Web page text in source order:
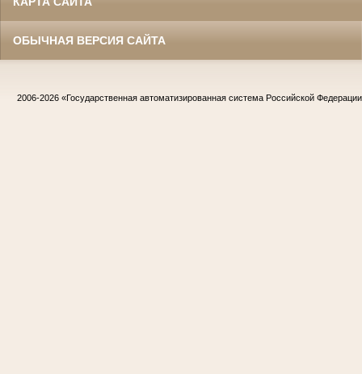
ОБЫЧНАЯ ВЕРСИЯ САЙТА
2006-2026 «Государственная автоматизированная система Российской